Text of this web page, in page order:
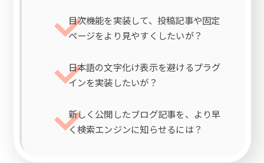
目次機能を実装して、投稿記事や固定
ページをより見やすくしたいが？
日本語の文字化け表示を避けるプラグ
インを実装したいが？
新しく公開したブログ記事を、より早
く検索エンジンに知らせるには？